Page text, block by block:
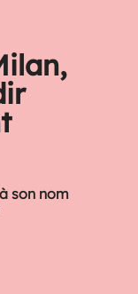
à son nom